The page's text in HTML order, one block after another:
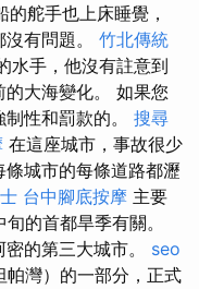
的舵手也上床睡覺，
有問題。 竹北傳統
水手，他沒有註意到
大海變化。 如果您
性和罰款的。 搜尋
在這座城市，事故很少
城市的每條道路都瀝
台中腳底按摩 主要
的首都旱季有關。
的第三大城市。 seo
帕灣）的一部分，正式